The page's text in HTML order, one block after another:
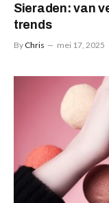
Sieraden: van
trends
By Chris mei 17, 2025